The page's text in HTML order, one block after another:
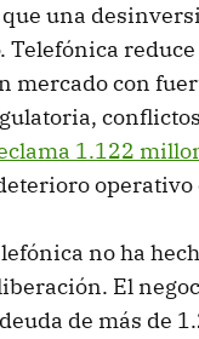
una
reduce
mercado con
1.122
operativo
no ha
El
de más de